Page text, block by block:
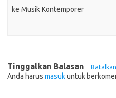
ke Musik Kontemporer
Tinggalkan Balasan
Anda harus masukuntuk